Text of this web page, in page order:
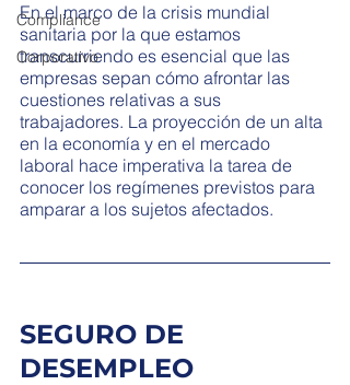
Compliance
Corporativo
En el marco de la crisis mundial
sanitaria por la que estamos
transcurriendo es esencial que las
empresas sepan cómo afrontar las
cuestiones relativas a sus
trabajadores. La proyección de un alta
en la economía y en el mercado
laboral hace imperativa la tarea de
conocer los regímenes previstos para
amparar a los sujetos afectados.
SEGURO DE
DESEMPLEO